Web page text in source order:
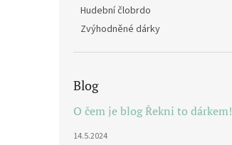
Hudební člobrdo
Zvýhodněné dárky
Blog
O čem je blog Řekni to dárkem!
14.5.2024